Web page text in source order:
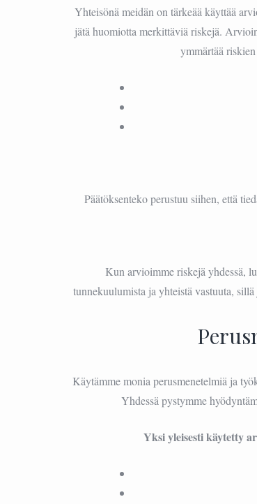
Yhteisönä meidän on tärkeää käyttää
jätä huomiotta merkittäviä riskejä.
ymmärtää
Päätöksenteko perustuu siihen, että
Kun arvioimme riskejä yhdessä,
tunnekuulumista ja yhteistä vastuuta,
Käytämme monia perusmenetelmiä ja
Yhdessä pystymme
Yksi yleisesti käytetty